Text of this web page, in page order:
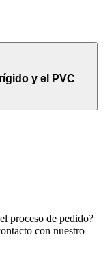
y el PVC
proceso de pedido?
con nuestro